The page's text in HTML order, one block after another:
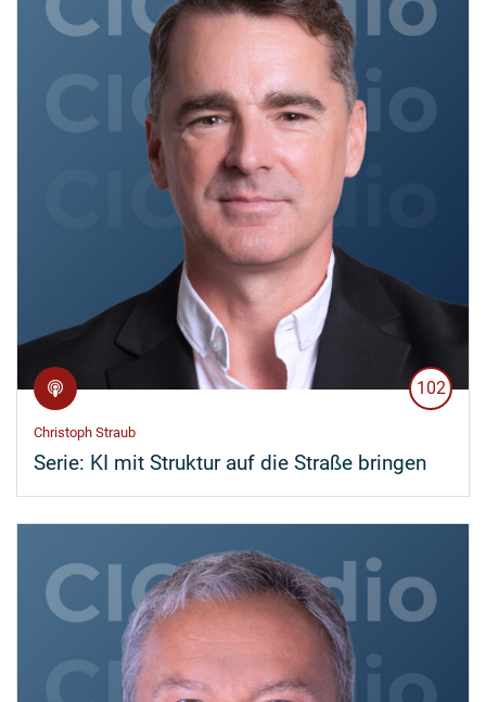
102
Christoph Straub
Serie: KI mit Struktur auf die Straße bringen